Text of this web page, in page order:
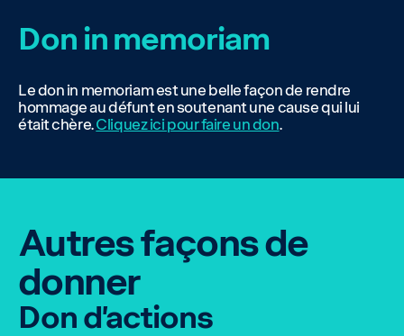
Don in memoriam
Le don in memoriam est une belle façon de rendre
hommage au défunt en soutenant une cause qui lui
était chère.Cliquez ici pour faire un don.
Autres façons de
donner
Don d’actions